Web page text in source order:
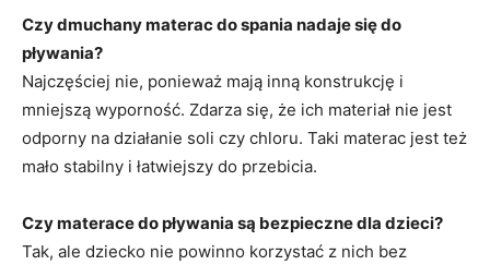
Czy dmuchany materac do spania nadaje się do
pływania?
Najczęściej nie, ponieważ mają inną konstrukcję i
mniejszą wyporność. Zdarza się, że ich materiał nie jest
odporny na działanie soli czy chloru. Taki materac jest też
mało stabilny i łatwiejszy do przebicia.
Czy materace do pływania są bezpieczne dla dzieci?
Tak, ale dziecko nie powinno korzystać z nich bez